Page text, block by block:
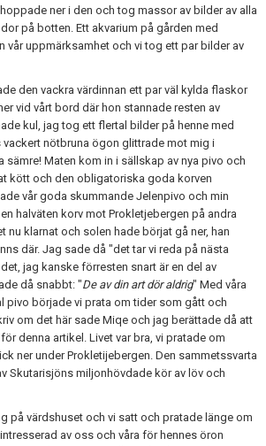
ner i den och tog massor av bilder av alla
på botten. Ett akvarium på gården med
vår uppmärksamhet och vi tog ett par bilder av
den vackra värdinnan ett par väl kylda flaskor
vid vårt bord där hon stannade resten av
kul, jag tog ett flertal bilder på henne med
vackert nötbruna ögon glittrade mot mig i
sämre! Maten kom in i sällskap av nya pivo och
kött och den obligatoriska goda korven
vår goda skummande Jelenpivo och min
halväten korv mot Prokletjebergen på andra
nu klarnat och solen hade börjat gå ner, han
där. Jag sade då "det tar vi reda på nästa
jag kanske förresten snart är en del av
då snabbt: "De av din art dör aldrig" Med våra
pivo började vi prata om tider som gått och
om det här sade Miqe och jag berättade då att
denna artikel. Livet var bra, vi pratade om
ner under Prokletijebergen. Den sammetssvarta
Skutarisjöns miljonhövdade kör av löv och
på värdshuset och vi satt och pratade länge om
av oss och våra för hennes öron